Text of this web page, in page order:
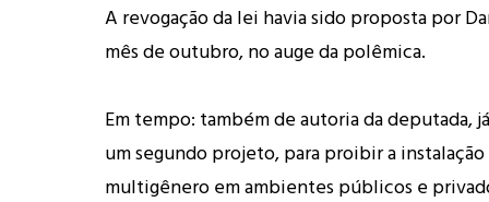
A revogação da lei havia sido proposta por
mês de outubro, no auge da polêmica.
Em tempo: também de autoria da deputada,
um segundo projeto, para proibir a
multigênero em ambientes públicos e